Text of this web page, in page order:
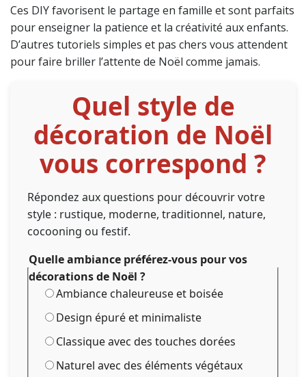
Ces DIY favorisent le partage en famille et sont parfaits
pour enseigner la patience et la créativité aux enfants.
D’autres tutoriels simples et pas chers vous attendent
pour faire briller l’attente de Noël comme jamais.
Quel style de
décoration de Noël
vous correspond ?
Répondez aux questions pour découvrir votre
style : rustique, moderne, traditionnel, nature,
cocooning ou festif.
Quelle ambiance préférez-vous pour vos
décorations de Noël ?
Ambiance chaleureuse et boisée
Design épuré et minimaliste
Classique avec des touches dorées
Naturel avec des éléments végétaux